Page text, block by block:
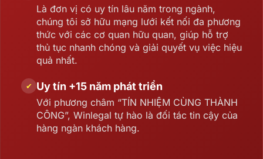
Là đơn vị có uy tín lâu năm trong ngành,
chúng tôi sở hữu mạng lưới kết nối đa phương
thức với các cơ quan hữu quan, giúp hỗ trợ
thủ tục nhanh chóng và giải quyết vụ việc hiệu
quả nhất.
✔ Uy tín +15 năm phát triển
Với phương châm “TÍN NHIỆM CÙNG THÀNH
CÔNG”, Winlegal tự hào là đối tác tin cậy của
hàng ngàn khách hàng.